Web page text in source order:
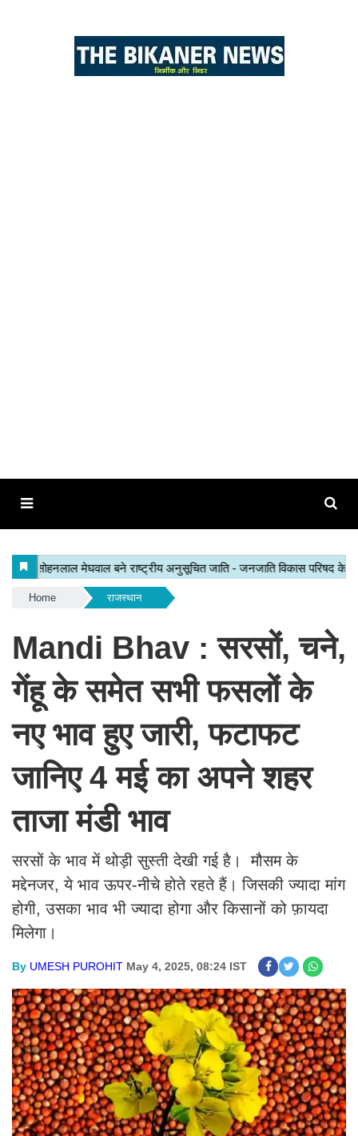
Home राजस्थान
Mandi Bhav : सरसों, चने,
गेंहू के समेत सभी फसलों के
नए भाव हुए जारी, फटाफट
जानिए 4 मई का अपने शहर
ताजा मंडी भाव
सरसों के भाव में थोड़ी सुस्ती देखी गई है। मौसम के
मद्देनजर, ये भाव ऊपर-नीचे होते रहते हैं। जिसकी ज्यादा मांग
होगी, उसका भाव भी ज्यादा होगा और किसानों को फ़ायदा
मिलेगा।
By UMESH PUROHIT May 4, 2025, 08:24 IST